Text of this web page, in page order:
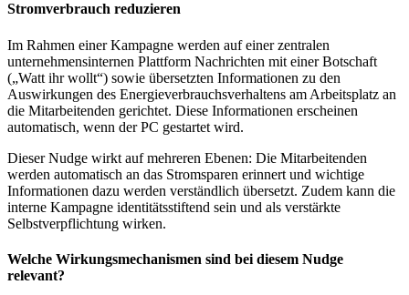
Stromverbrauch reduzieren
Im Rahmen einer Kampagne werden auf einer zentralen
unternehmensinternen Plattform Nachrichten mit einer Botschaft
(„Watt ihr wollt“) sowie übersetzten Informationen zu den
Auswirkungen des Energieverbrauchsverhaltens am Arbeitsplatz an
die Mitarbeitenden gerichtet. Diese Informationen erscheinen
automatisch, wenn der PC gestartet wird.
Dieser Nudge wirkt auf mehreren Ebenen: Die Mitarbeitenden
werden automatisch an das Stromsparen erinnert und wichtige
Informationen dazu werden verständlich übersetzt. Zudem kann die
interne Kampagne identitätsstiftend sein und als verstärkte
Selbstverpflichtung wirken.
Welche Wirkungsmechanismen sind bei diesem Nudge
relevant?